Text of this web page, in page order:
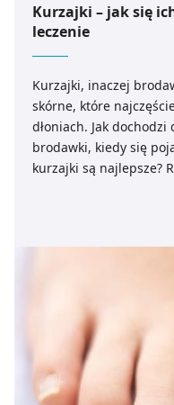
Kurzajki – jak się
leczenie
Kurzajki, inaczej
skórne, które
dłoniach. Jak
brodawki, kiedy się
kurzajki są najlepsze?